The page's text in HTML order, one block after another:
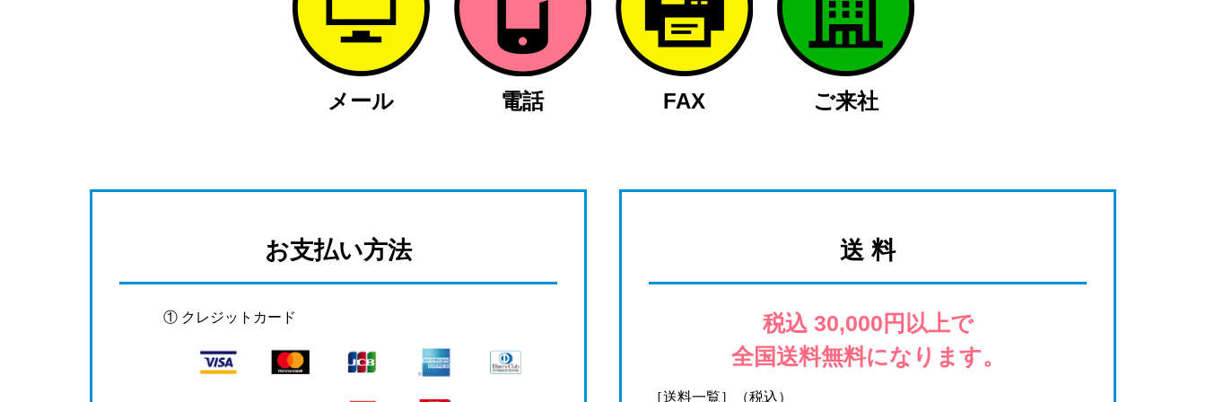
メール 電話 FAX ご来社
お支払い方法
① クレジットカード
送 料
税込 30,000円以上で
全国送料無料になります。
［送料一覧］（税込）